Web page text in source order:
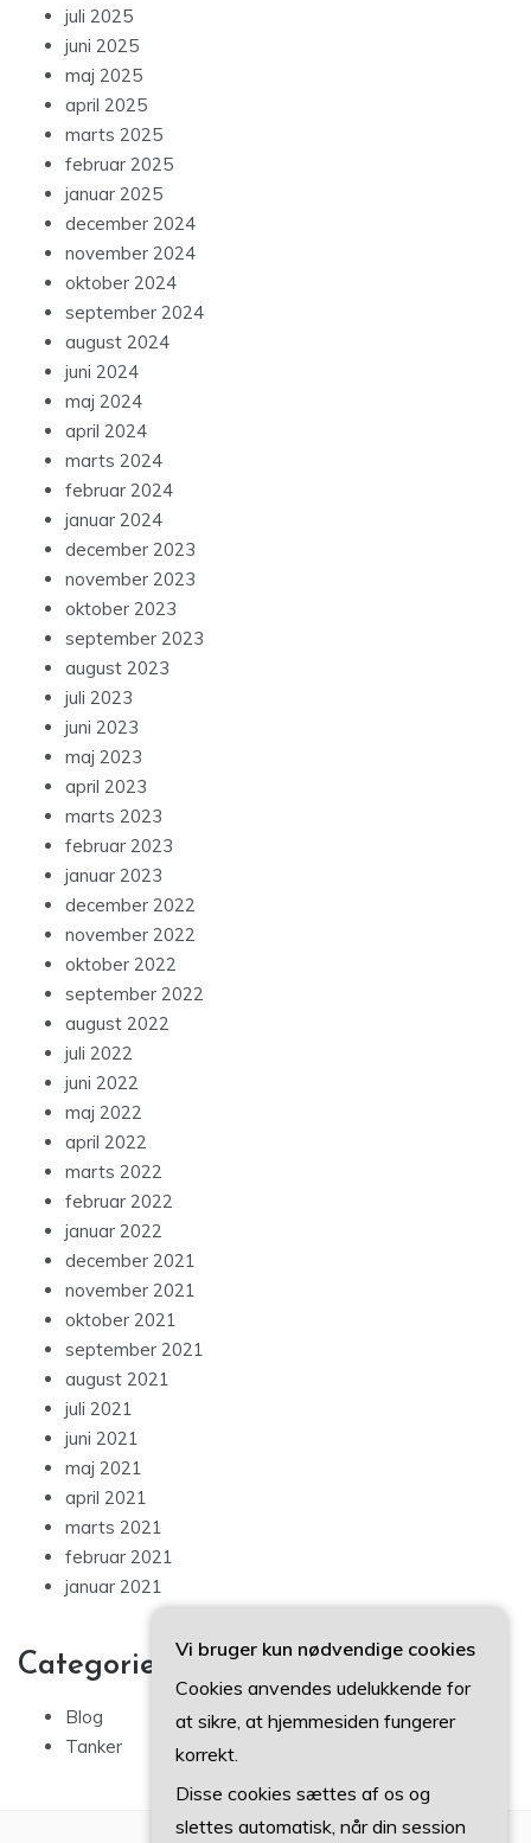
juli 2025
juni 2025
maj 2025
april 2025
marts 2025
februar 2025
januar 2025
december 2024
november 2024
oktober 2024
september 2024
august 2024
juni 2024
maj 2024
april 2024
marts 2024
februar 2024
januar 2024
december 2023
november 2023
oktober 2023
september 2023
august 2023
juli 2023
juni 2023
maj 2023
april 2023
marts 2023
februar 2023
januar 2023
december 2022
november 2022
oktober 2022
september 2022
august 2022
juli 2022
juni 2022
maj 2022
april 2022
marts 2022
februar 2022
januar 2022
december 2021
november 2021
oktober 2021
september 2021
august 2021
juli 2021
juni 2021
maj 2021
april 2021
marts 2021
februar 2021
januar 2021
Categories
Blog
Tanker
Vi bruger kun nødvendige cookies
Cookies anvendes udelukkende for
at sikre, at hjemmesiden fungerer
korrekt.
Disse cookies sættes af os og
slettes automatisk, når din session